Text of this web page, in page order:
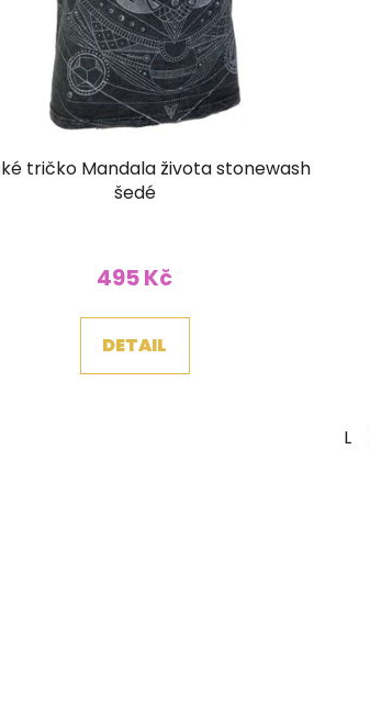
tričko Mandala života stonewash
šedé
495 Kč
DETAIL
L